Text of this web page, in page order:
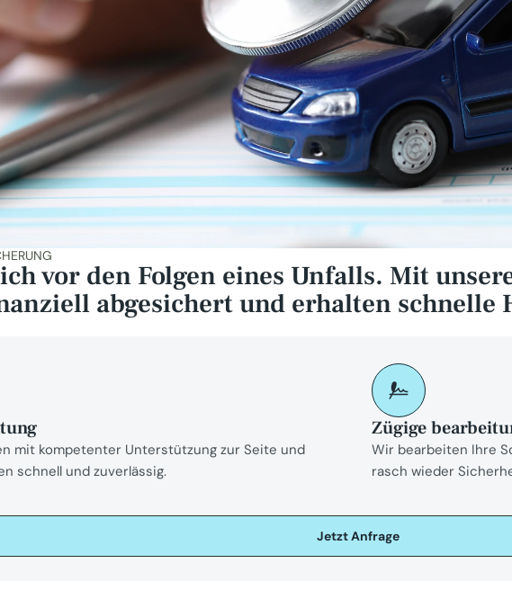
vor den Folgen eines Unfalls. Mit
abgesichert und erhalten schnelle
mit kompetenter Unterstützung zur Seite und
schnell und zuverlässig.
Zügige
Wir bearbeiten Ihre
rasch wieder
Jetzt Anfrage